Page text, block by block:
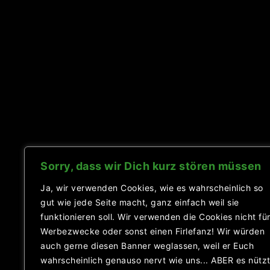
Sorry, dass wir Dich kurz stören müssen
Ja, wir verwenden Cookies, wie es wahrscheinlich so
gut wie jede Seite macht, ganz einfach weil sie
funktionieren soll. Wir verwenden die Cookies nicht für
Werbezwecke oder sonst einen Firlefanz! Wir würden
auch gerne diesen Banner weglassen, weil er Euch
wahrscheinlich genauso nervt wie uns... ABER es nützt